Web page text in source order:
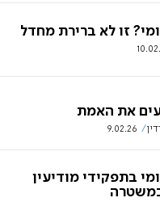
זו לא ברירת מחדל
את האמת
9.02.26
בתפקידי מודיעין